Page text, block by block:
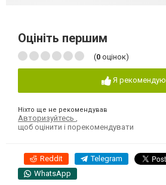
Оцініть першим
(0 оцінок)
Я рекомендую
Ніхто ще не рекомендував
Авторизуйтесь
щоб оцінити і порекомендувати
Reddit Telegram
WhatsApp